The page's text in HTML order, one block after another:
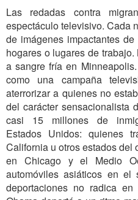
Las redadas contra
espectáculo televisivo. Cada
de imágenes impactantes
hogares o lugares de
a sangre fría en
como una campaña
aterrorizar a quienes no
del carácter sensacionalista
casi 15 millones de
Estados Unidos: quienes
California u otros estados del
en Chicago y el Medio
automóviles asiáticos en el
deportaciones no radica